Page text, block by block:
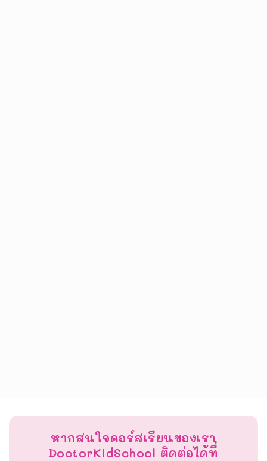
หากสนใจคอร์สเรียนของเรา
DoctorKidSchool ติดต่อได้ที่